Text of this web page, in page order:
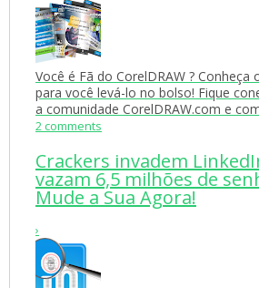
Você é Fã do CorelDRAW ? Conheça
para você levá-lo no bolso! Fique
a comunidade CorelDRAW.com e
2 comments
Crackers invadem
vazam 6,5 milhões de
Mude a Sua Agora!
›